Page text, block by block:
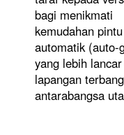
bagi menikmati
kemudahan pintu
automatik (auto-
yang lebih
lapangan terbang
antarabangsa